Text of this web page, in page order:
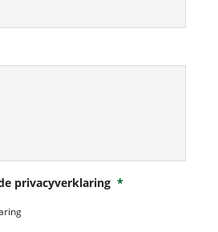
privacyverklaring *